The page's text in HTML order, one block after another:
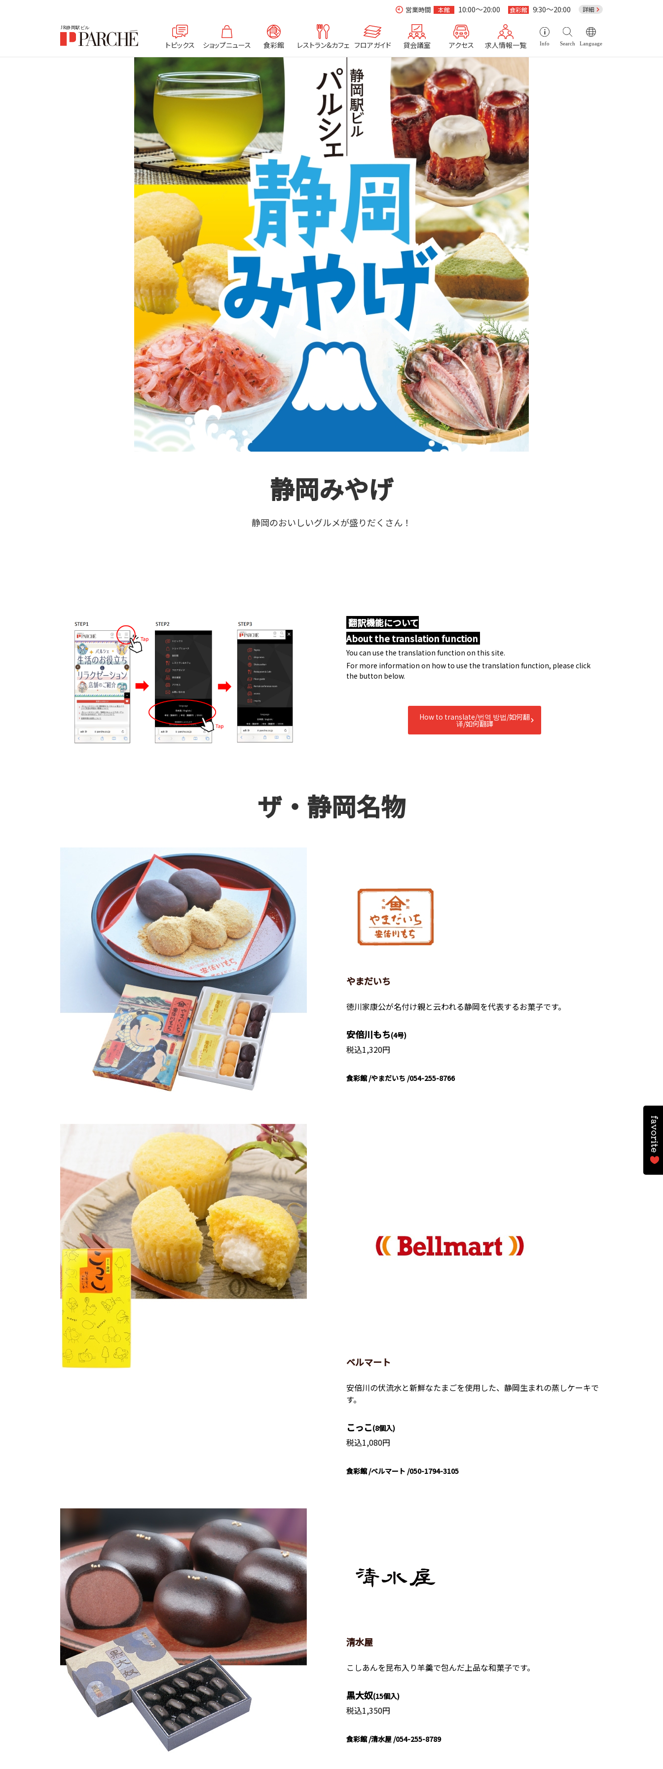
営業時間 本館 10:00～20:00 食彩館 9:30～20:00 詳細
トピックス ショップニュース 食彩館 レストラン&カフェ フロアガイド 貸会議室 アクセス 求人情報一覧 Info Search Language
静岡みやげ
静岡のおいしいグルメが盛りだくさん！
翻訳機能について
About the translation function
You can use the translation function on this site.
For more information on how to use the translation function, please click
the button below.
How to translate/번역 방법/如何翻
译/如何翻譯
ザ・静岡名物
やまだいち
徳川家康公が名付け親と云われる静岡を代表するお菓子です。
安倍川もち(4号)
税込1,320円
食彩館 /やまだいち /054-255-8766
ベルマート
安倍川の伏流水と新鮮なたまごを使用した、静岡生まれの蒸しケーキで
す。
こっこ(8個入)
税込1,080円
食彩館 /ベルマート /050-1794-3105
清水屋
こしあんを昆布入り羊羹で包んだ上品な和菓子です。
黒大奴(15個入)
税込1,350円
食彩館 /清水屋 /054-255-8789